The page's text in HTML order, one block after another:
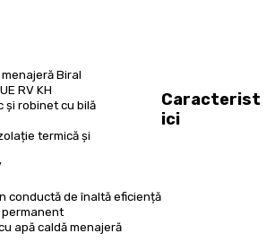
Biral
RV KH
și robinet cu bilă
termică și
conductă de înaltă eficiență
apă caldă menajeră
Caracterist
ici